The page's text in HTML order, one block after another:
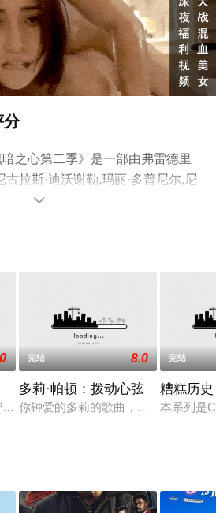
分
之心第二季》是一部由弗雷德里
古拉斯·迪沃谢勒,玛丽·多普尼尔,尼
尔,帕特里克·米勒,路易斯·塞
晓（全6集），手机免费观看高清

哈姆 Christopher Gorham 饰）和新
完结 8.0
多莉·帕顿：拨动心弦
你钟爱的多莉的歌曲，你期待已久的
完结
糟糕历
本系列是